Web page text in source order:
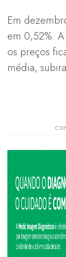
Em
em 0,52%.
os preços
média,